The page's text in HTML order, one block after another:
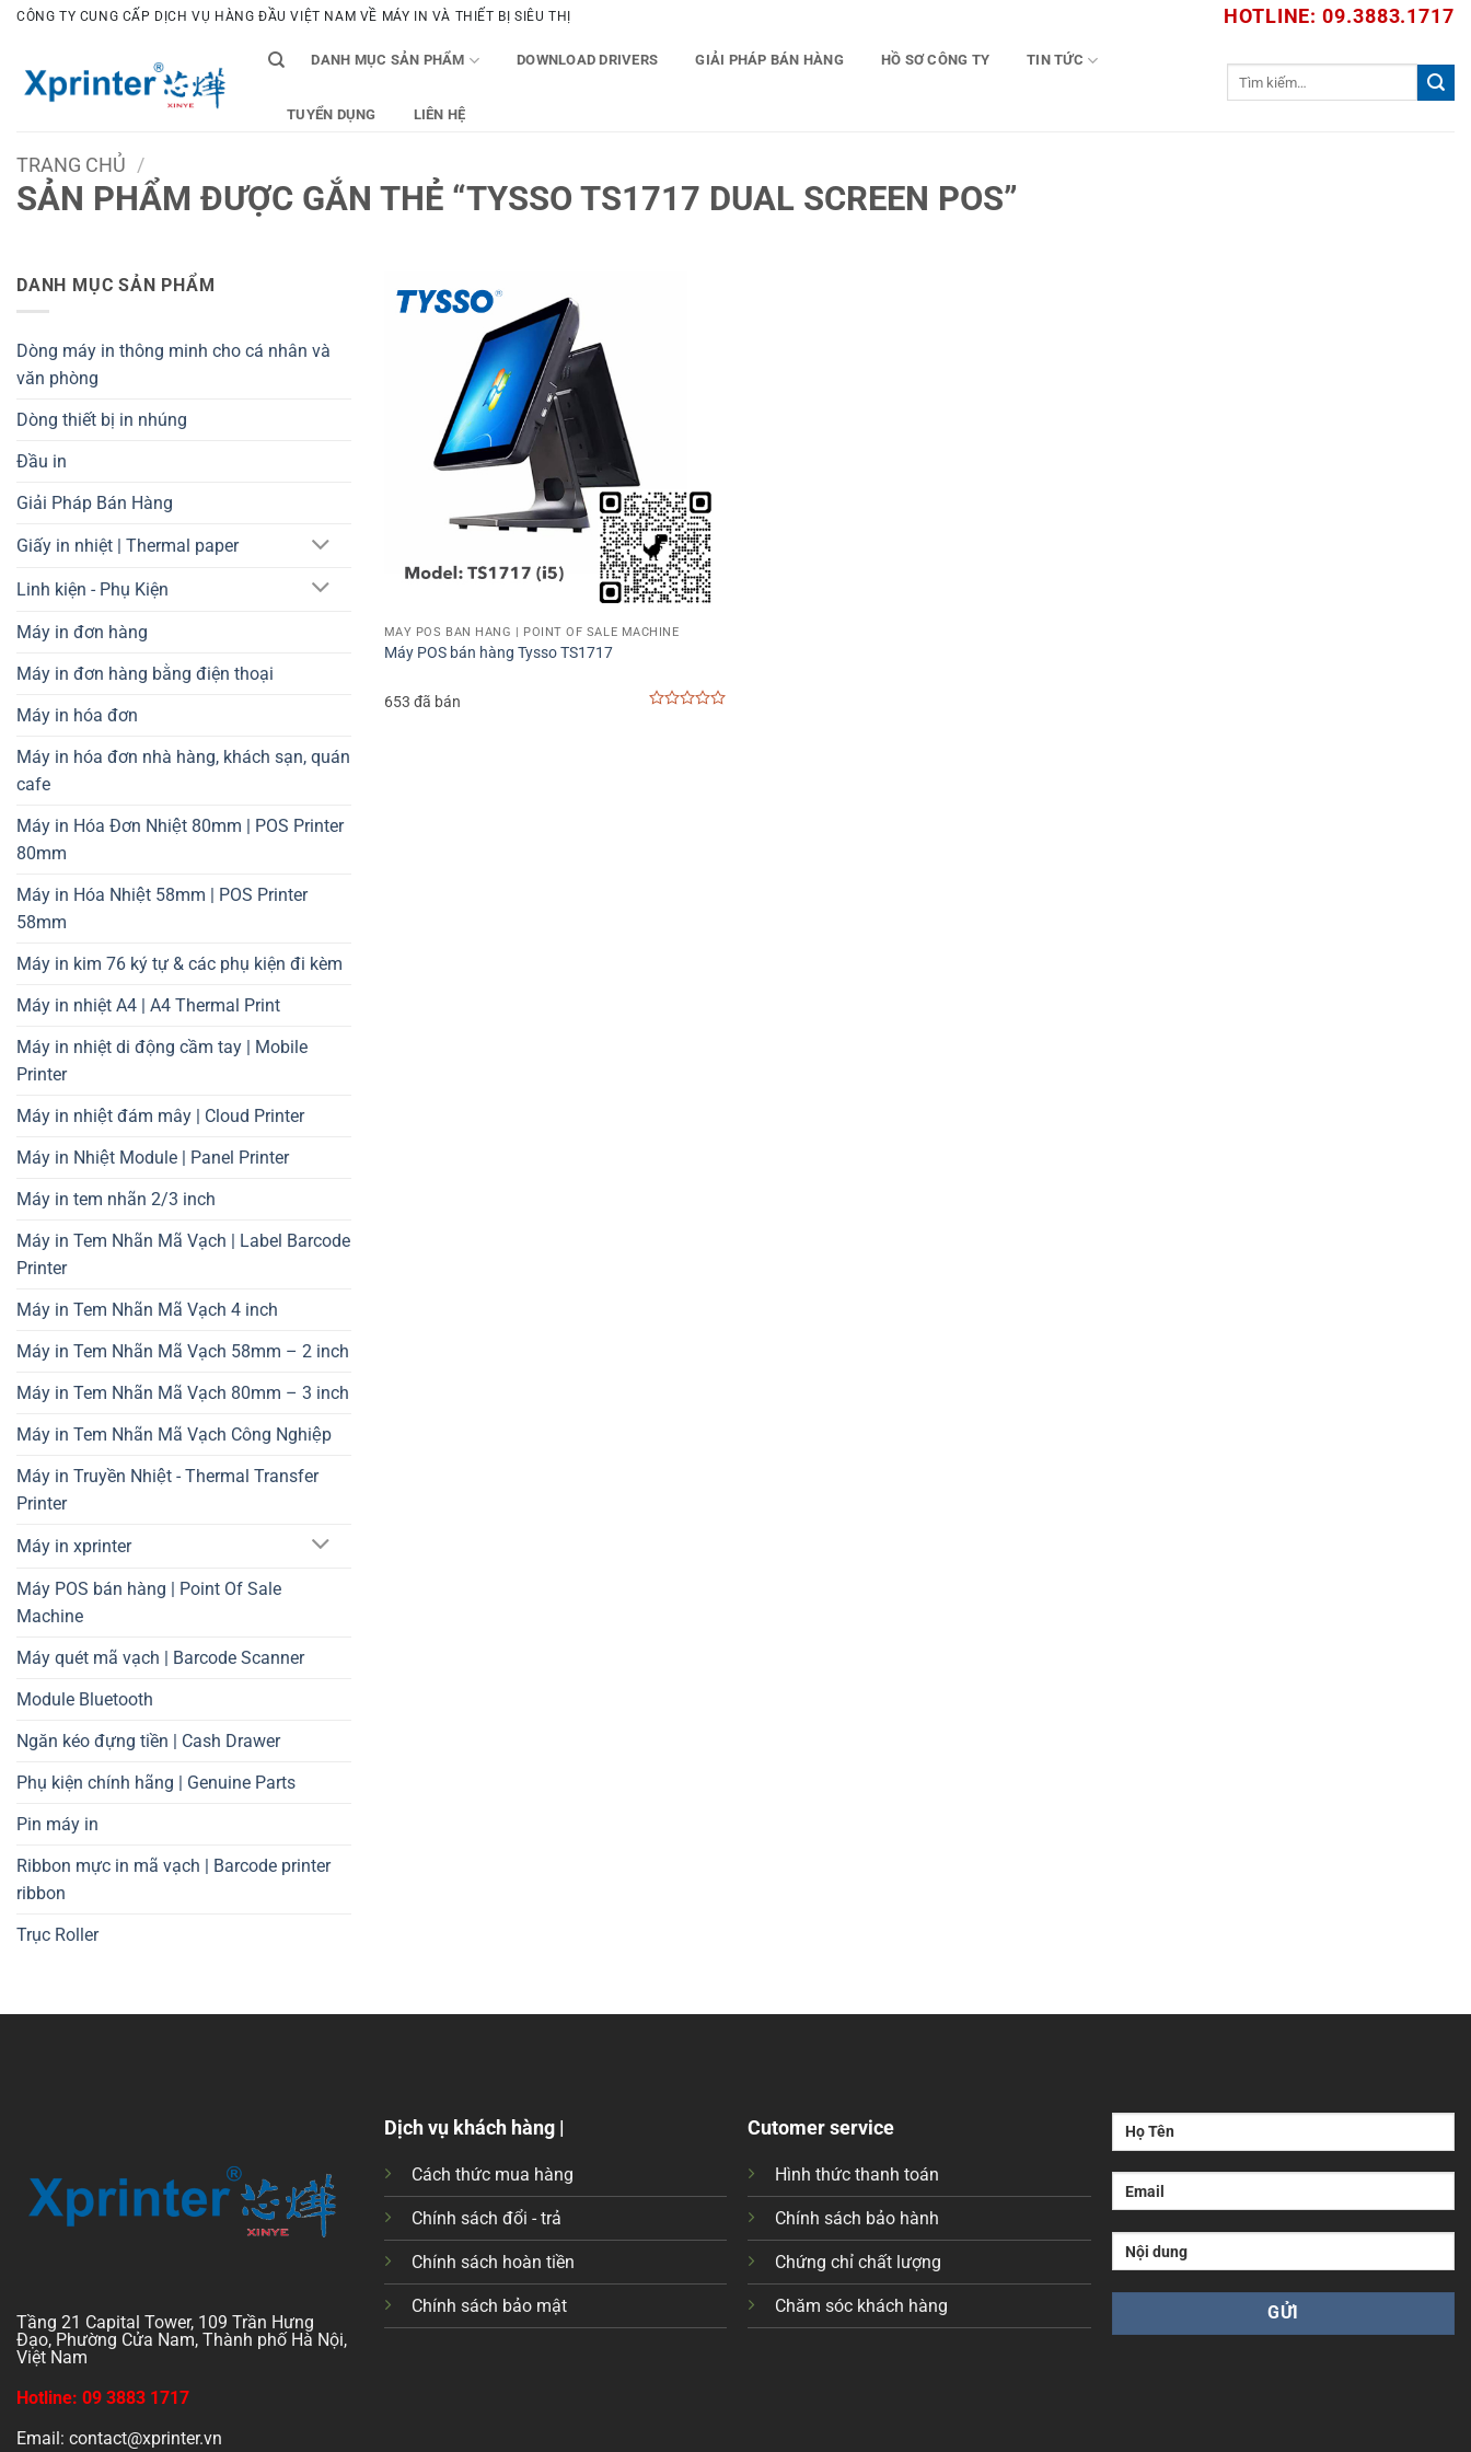
Bỏ
dung
CÔNG TY CUNG CẤP DỊCH VỤ HÀNG ĐẦU VIỆT NAM VỀ MÁY IN VÀ THIẾT BỊ SIÊU THỊ HOTLINE: 09.3883.1717
DANH MỤC SẢN PHẨM DOWNLOAD DRIVERS GIẢI PHÁP BÁN HÀNG HỒ SƠ CÔNG TY TIN TỨC
TUYỂN DỤNG LIÊN HỆ
TRANG CHỦ /
SẢN PHẨM ĐƯỢC GẮN THẺ “TYSSO TS1717 DUAL SCREEN POS”
DANH MỤC SẢN PHẨM
Dòng máy in thông minh cho cá nhân và
văn phòng
Dòng thiết bị in nhúng
Đầu in
Giải Pháp Bán Hàng
Giấy in nhiệt | Thermal paper
Linh kiện - Phụ Kiện
Máy in đơn hàng
Máy in đơn hàng bằng điện thoại
Máy in hóa đơn
Máy in hóa đơn nhà hàng, khách sạn, quán
cafe
Máy in Hóa Đơn Nhiệt 80mm | POS Printer
80mm
Máy in Hóa Nhiệt 58mm | POS Printer
58mm
Máy in kim 76 ký tự & các phụ kiện đi kèm
Máy in nhiệt A4 | A4 Thermal Print
Máy in nhiệt di động cầm tay | Mobile
Printer
Máy in nhiệt đám mây | Cloud Printer
Máy in Nhiệt Module | Panel Printer
Máy in tem nhãn 2/3 inch
Máy in Tem Nhãn Mã Vạch | Label Barcode
Printer
Máy in Tem Nhãn Mã Vạch 4 inch
Máy in Tem Nhãn Mã Vạch 58mm – 2 inch
Máy in Tem Nhãn Mã Vạch 80mm – 3 inch
Máy in Tem Nhãn Mã Vạch Công Nghiệp
Máy in Truyền Nhiệt - Thermal Transfer
Printer
Máy in xprinter
Máy POS bán hàng | Point Of Sale
Machine
Máy quét mã vạch | Barcode Scanner
Module Bluetooth
Ngăn kéo đựng tiền | Cash Drawer
Phụ kiện chính hãng | Genuine Parts
Pin máy in
Ribbon mực in mã vạch | Barcode printer
ribbon
Trục Roller
MÁY POS BÁN HÀNG | POINT OF SALE MACHINE
Máy POS bán hàng Tysso TS1717
653 đã bán
Tầng 21 Capital Tower, 109 Trần Hưng
Đạo, Phường Cửa Nam, Thành phố Hà Nội,
Việt Nam
Hotline: 09 3883 1717
Email: contact@xprinter.vn
Dịch vụ khách hàng |
Cách thức mua hàng
Chính sách đổi - trả
Chính sách hoàn tiền
Chính sách bảo mật
Cutomer service
Hình thức thanh toán
Chính sách bảo hành
Chứng chỉ chất lượng
Chăm sóc khách hàng